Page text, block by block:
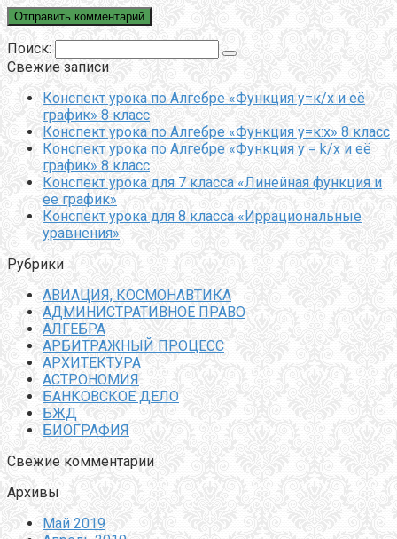
Поиск:
Свежие записи
Конспект урока по Алгебре «Функция у=к/х и её
график» 8 класс
Конспект урока по Алгебре «Функция у=к:х» 8 класс
Конспект урока по Алгебре «Функция y = k/x и её
график» 8 класс
Конспект урока для 7 класса «Линейная функция и
её график»
Конспект урока для 8 класса «Иррациональные
уравнения»
Рубрики
АВИАЦИЯ, КОСМОНАВТИКА
АДМИНИСТРАТИВНОЕ ПРАВО
АЛГЕБРА
АРБИТРАЖНЫЙ ПРОЦЕСС
АРХИТЕКТУРА
АСТРОНОМИЯ
БАНКОВСКОЕ ДЕЛО
БЖД
БИОГРАФИЯ
Свежие комментарии
Архивы
Май 2019